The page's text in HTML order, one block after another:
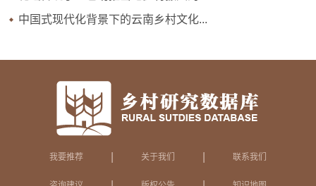
中国式现代化背景下的云南乡村文化...
我要推荐 关于我们 联系我们